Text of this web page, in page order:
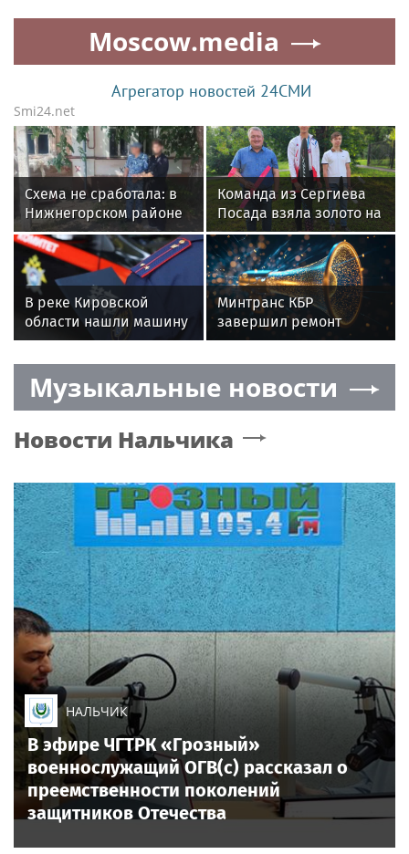
сентябре
уголовное дело о
хищении у пожилой
женщины 820 тыс
Moscow.media
Агрегатор новостей 24СМИ
Smi24.net
Схема не сработала: в
Нижнегорском районе
в суд направлено
уголовное дело о
хищении у пожилой
женщины 820 тыс
Команда из Сергиева
Посада взяла золото на
соревнованиях по
авиамодельному
спорту
В реке Кировской
области нашли машину
с телами пропавших
супругов
Минтранс КБР
завершил ремонт
дороги Старый Черек -
Жемтала
Музыкальные новости
Новости Нальчика
НАЛЬЧИК
В эфире ЧГТРК «Грозный»
военнослужащий ОГВ(с) рассказал о
преемственности поколений
защитников Отечества